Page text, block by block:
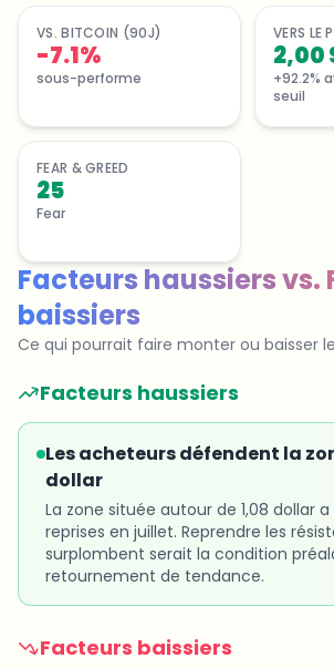
VS. BITCOIN (90J)
-7.1%
sous-performe
VERS LE
2,00
+92.2%
seuil
FEAR & GREED
25
Fear
Facteurs haussiersvs.
baissiers
Ce qui pourrait faire monter ou baisser
Facteurs haussiers
Les acheteurs défendent la
dollar
La zone située autour de 1,08 dollar
reprises en juillet. Reprendre les
surplombent serait la condition
retournement de tendance.
Facteurs baissiers